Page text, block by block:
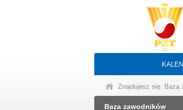
Znajdujesz się: Baza
Baza zawodników